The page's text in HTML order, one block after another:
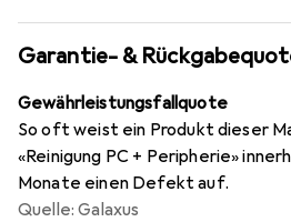
Garantie- &
Gewährleistungsfallquote
So oft weist ein Produkt dieser
«Reinigung PC + Peripherie»
Monate einen Defekt auf.
Quelle: Galaxus